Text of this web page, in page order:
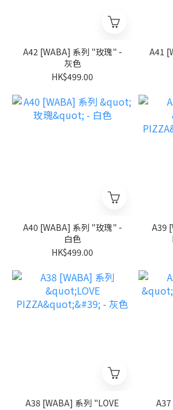
A42 [WABA] 系列 "玫瑰" -
灰色
HK$499.00
A41 [WABA] 系列 "玫瑰" -
A40 [WABA] 系列 "玫瑰" -
白色
HK$499.00
A39 [WABA] 系列 "LOVE
A38 [WABA] 系列 "LOVE
A37 [WABA] 系列 "ICE